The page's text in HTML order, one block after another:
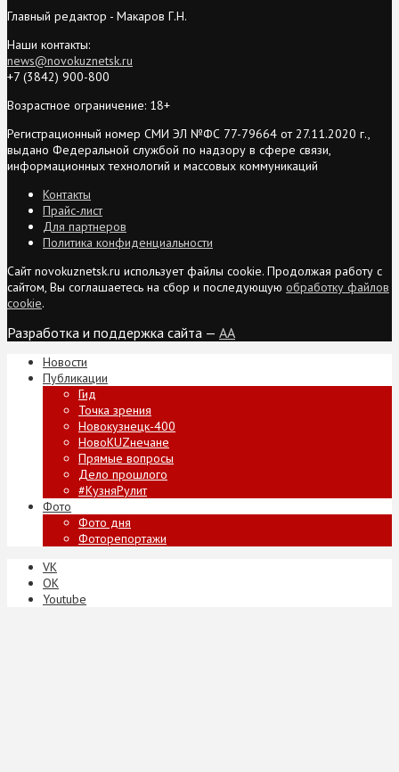
Главный редактор - Макаров Г.Н.
Наши контакты:
news@novokuznetsk.ru
+7 (3842) 900-800
Возрастное ограничение: 18+
Регистрационный номер СМИ ЭЛ №ФС 77-79664 от 27.11.2020 г.,
выдано Федеральной службой по надзору в сфере связи,
информационных технологий и массовых коммуникаций
Контакты
Прайс-лист
Для партнеров
Политика конфиденциальности
Сайт novokuznetsk.ru использует файлы cookie. Продолжая работу с
сайтом, Вы соглашаетесь на сбор и последующую обработку файлов
cookie.
Разработка и поддержка сайта — AA
Новости
Публикации
Гид
Точка зрения
Новокузнецк-400
НовоKUZнечане
Прямые вопросы
Дело прошлого
#КузняРулит
Фото
Фото дня
Фоторепортажи
VK
ОК
Youtube